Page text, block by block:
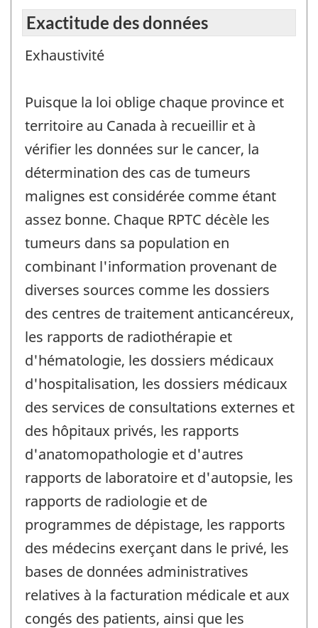
Exactitude des données
Exhaustivité
Puisque la loi oblige chaque province et
territoire au Canada à recueillir et à
vérifier les données sur le cancer, la
détermination des cas de tumeurs
malignes est considérée comme étant
assez bonne. Chaque RPTC décèle les
tumeurs dans sa population en
combinant l'information provenant de
diverses sources comme les dossiers
des centres de traitement anticancéreux,
les rapports de radiothérapie et
d'hématologie, les dossiers médicaux
d'hospitalisation, les dossiers médicaux
des services de consultations externes et
des hôpitaux privés, les rapports
d'anatomopathologie et d'autres
rapports de laboratoire et d'autopsie, les
rapports de radiologie et de
programmes de dépistage, les rapports
des médecins exerçant dans le privé, les
bases de données administratives
relatives à la facturation médicale et aux
congés des patients, ainsi que les